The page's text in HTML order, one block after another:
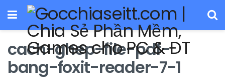
cach-ghep-file-pdf-
bang-foxit-reader-7-1